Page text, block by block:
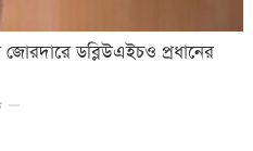
ডব্লিউএইচও প্রধানের